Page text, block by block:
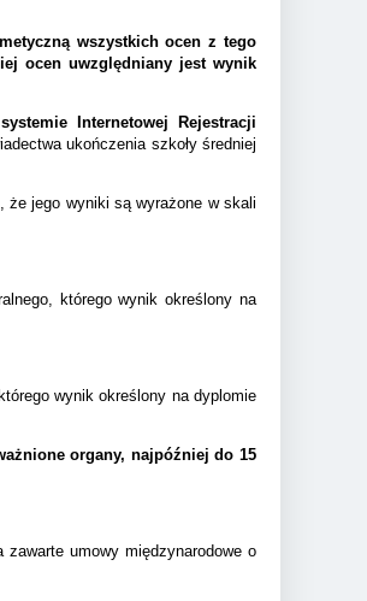
wszystkich ocen z tego
ocen uwzględniany jest wynik
Internetowej Rejestracji
ukończenia szkoły średniej
jego wyniki są wyrażone w skali
którego wynik określony na
wynik określony na dyplomie
organy, najpóźniej do 15
umowy międzynarodowe o